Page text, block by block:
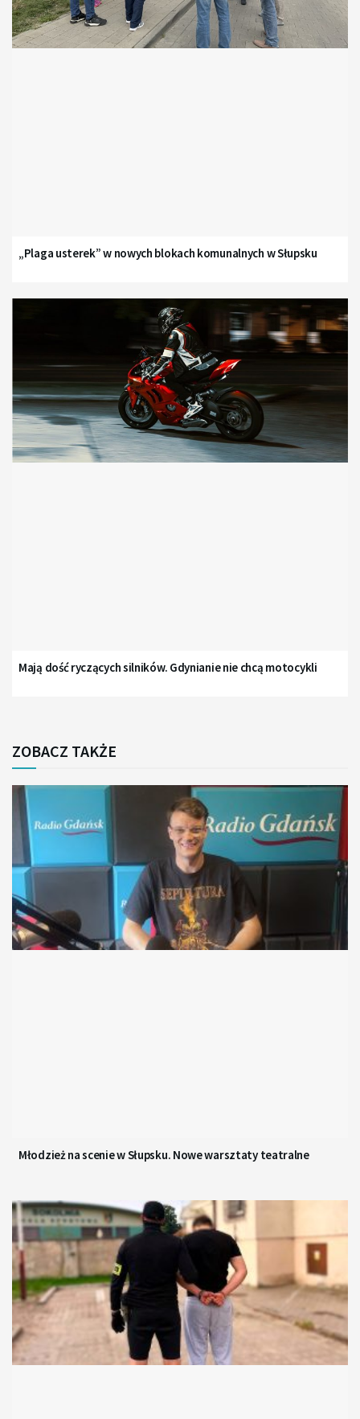
„Plaga usterek” w nowych blokach komunalnych w Słupsku
Mają dość ryczących silników. Gdynianie nie chcą motocykli
ZOBACZ TAKŻE
Młodzież na scenie w Słupsku. Nowe warsztaty teatralne